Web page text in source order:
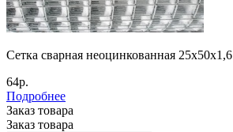
Сетка сварная неоцинкованная 25х50х1,6
64р.
Подробнее
Заказ товара
Заказ товара